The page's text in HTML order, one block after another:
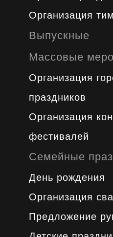
Организация
Выпускные
Массовые
Организация
праздников
Организация
фестивалей
Семейные
День рождения
Организация
Предложение